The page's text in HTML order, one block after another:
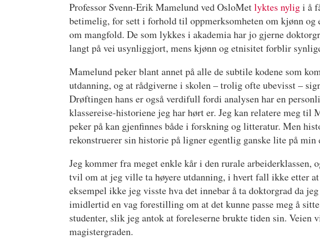
Professor Svenn-Erik Mamelund ved OsloMetlyktes nyligi å
betimelig, for sett i forhold til oppmerksomheten om kjønn
om mangfold. De som lykkes i akademia har jo gjerne
langt på vei usynliggjort, mens kjønn og etnisitet forblir
Mamelund peker blant annet på alle de subtile kodene som
utdanning, og at rådgiverne i skolen – trolig ofte ubevisst –
Drøftingen hans er også verdifull fordi analysen har en
klassereise-historiene jeg har hørt er. Jeg kan relatere meg
peker på kan gjenfinnes både i forskning og litteratur. Men
rekonstruerer sin historie på ligner egentlig ganske lite på min
Jeg kommer fra meget enkle kår i den rurale
tvil om at jeg ville ta høyere utdanning, i hvert fall ikke etter
eksempel ikke jeg visste hva det innebar å ta doktorgrad da
imidlertid en vag forestilling om at det kunne passe meg å
studenter, slik jeg antok at foreleserne brukte tiden sin.
magistergraden.